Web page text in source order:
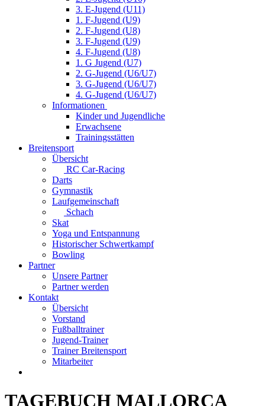
3. E-Jugend (U11)
1. F-Jugend (U9)
2. F-Jugend (U8)
3. F-Jugend (U9)
4. F-Jugend (U8)
1. G Jugend (U7)
2. G-Jugend (U6/U7)
3. G-Jugend (U6/U7)
4. G-Jugend (U6/U7)
Informationen
Kinder und Jugendliche
Erwachsene
Trainingsstätten
Breitensport
Übersicht
RC Car-Racing
Darts
Gymnastik
Laufgemeinschaft
Schach
Skat
Yoga und Entspannung
Historischer Schwertkampf
Bowling
Partner
Unsere Partner
Partner werden
Kontakt
Übersicht
Vorstand
Fußballtrainer
Jugend-Trainer
Trainer Breitensport
Mitarbeiter
TAGEBUCH MALLORCA